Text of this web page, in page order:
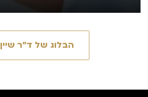
הבלוג של ד״ר שיין